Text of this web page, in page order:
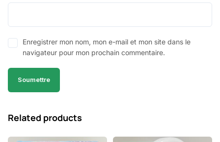
Enregistrer mon nom, mon e-mail et mon site dans le
navigateur pour mon prochain commentaire.
Related products